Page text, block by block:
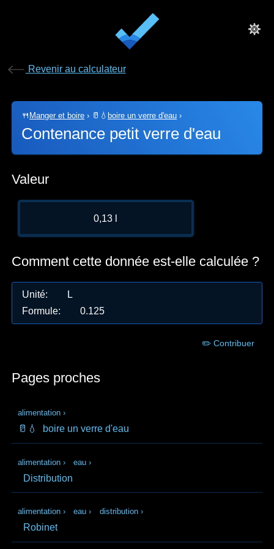
Revenir au calculateur
🍴 Manger et boire › 🥛💧 boire un verre d'eau ›
Contenance petit verre d'eau
Valeur
0,13 l
Comment cette donnée est-elle calculée ?
Unité:
L
Formule: 0.125
✏️ Contribuer
Pages proches
alimentation ›
🥛💧 boire un verre d'eau
alimentation › eau ›
Distribution
alimentation › eau › distribution ›
Robinet